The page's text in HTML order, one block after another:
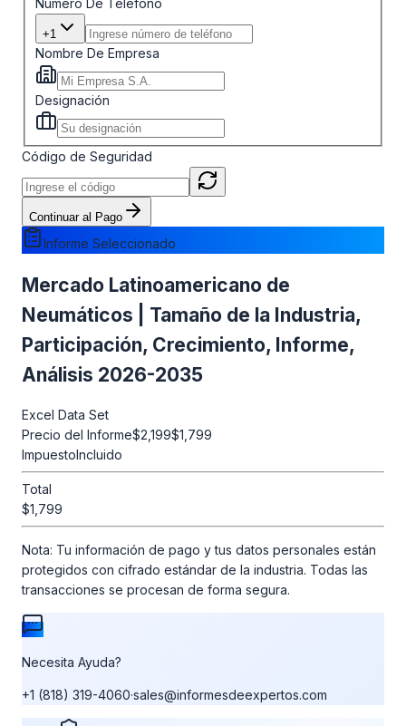
+1
Nombre De Empresa
Designación
Código de Seguridad
Continuar al Pago
Informe Seleccionado
Mercado Latinoamericano de
Neumáticos | Tamaño de la Industria,
Participación, Crecimiento, Informe,
Análisis 2026-2035
Excel Data Set
Precio del Informe$2,199$1,799
ImpuestoIncluido
Total
$1,799
Nota: Tu información de pago y tus datos personales están
protegidos con cifrado estándar de la industria. Todas las
transacciones se procesan de forma segura.
Necesita Ayuda?
+1 (818) 319-4060·sales@informesdeexpertos.com